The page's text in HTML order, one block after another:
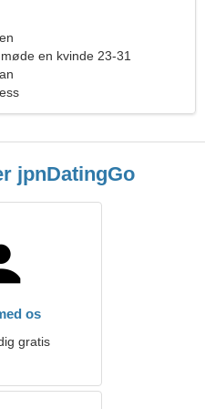
en kvinde 23-31
jpnDatingGo
os
gratis